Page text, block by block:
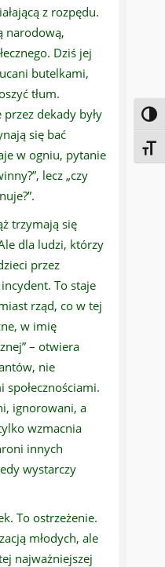
z rozpędu.
narodową,
Dziś jej
butelkami,
tłum.
dekady były
się bać
w ogniu, pytanie
lecz „czy
trzymają się
dla ludzi, którzy
przez
To staje
rząd, co w tej
w imię
– otwiera
nie
ignorowani, a
wzmacnia
innych
wystarczy
To ostrzeżenie.
młodych, ale
najważniejszej